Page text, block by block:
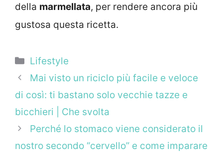
della marmellata, per rendere ancora più
gustosa questa ricetta.
Categorie
Lifestyle
Mai visto un riciclo più facile e veloce
di così: ti bastano solo vecchie tazze e
bicchieri | Che svolta
Perché lo stomaco viene considerato il
nostro secondo “cervello” e come imparare